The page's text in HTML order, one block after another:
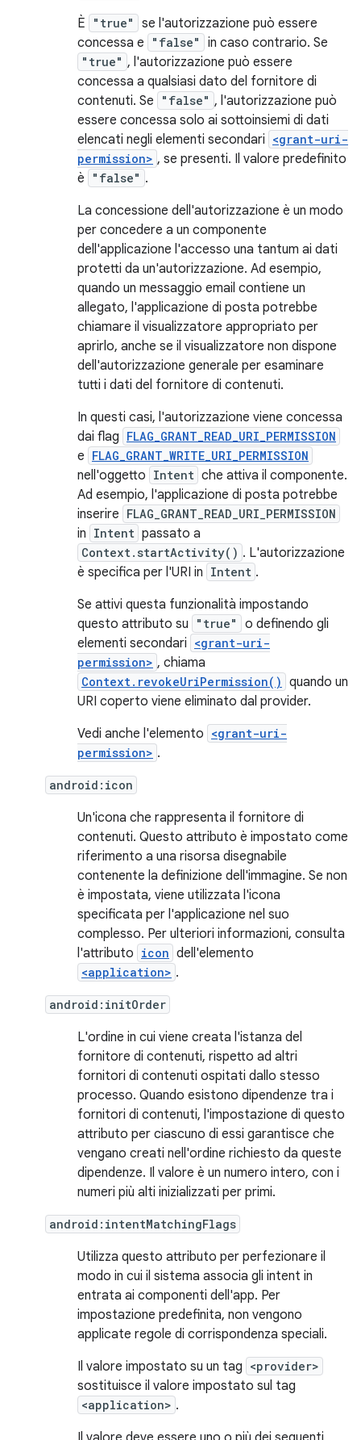
È
"true"
se l'autorizzazione può essere
concessa e
"false" in caso contrario. Se
"true" , l'autorizzazione può essere
concessa a qualsiasi dato del fornitore di
contenuti. Se
"false" , l'autorizzazione può
essere concessa solo ai sottoinsiemi di dati
elencati negli elementi secondari <grant-uri-
permission> , se presenti. Il valore predefinito
è
"false" .
La concessione dell'autorizzazione è un modo
per concedere a un componente
dell'applicazione l'accesso una tantum ai dati
protetti da un'autorizzazione. Ad esempio,
quando un messaggio email contiene un
allegato, l'applicazione di posta potrebbe
chiamare il visualizzatore appropriato per
aprirlo, anche se il visualizzatore non dispone
dell'autorizzazione generale per esaminare
tutti i dati del fornitore di contenuti.
In questi casi, l'autorizzazione viene concessa
dai flag FLAG_GRANT_READ_URI_PERMISSION
e FLAG_GRANT_WRITE_URI_PERMISSION
nell'oggetto Intent che attiva il componente.
Ad esempio, l'applicazione di posta potrebbe
inserire FLAG_GRANT_READ_URI_PERMISSION
in Intent passato a
Context.startActivity() . L'autorizzazione
è specifica per l'URI in Intent .
Se attivi questa funzionalità impostando
questo attributo su
"true"
o definendo gli
elementi secondari <grant-uri-
permission> , chiama
Context.revokeUriPermission() quando un
URI coperto viene eliminato dal provider.
Vedi anche l'elemento <grant-uri-
permission> .
android:icon
Un'icona che rappresenta il fornitore di
contenuti. Questo attributo è impostato come
riferimento a una risorsa disegnabile
contenente la definizione dell'immagine. Se non
è impostata, viene utilizzata l'icona
specificata per l'applicazione nel suo
complesso. Per ulteriori informazioni, consulta
l'attributo icon dell'elemento
<application> .
android:initOrder
L'ordine in cui viene creata l'istanza del
fornitore di contenuti, rispetto ad altri
fornitori di contenuti ospitati dallo stesso
processo. Quando esistono dipendenze tra i
fornitori di contenuti, l'impostazione di questo
attributo per ciascuno di essi garantisce che
vengano creati nell'ordine richiesto da queste
dipendenze. Il valore è un numero intero, con i
numeri più alti inizializzati per primi.
android:intentMatchingFlags
Utilizza questo attributo per perfezionare il
modo in cui il sistema associa gli intent in
entrata ai componenti dell'app. Per
impostazione predefinita, non vengono
applicate regole di corrispondenza speciali.
Il valore impostato su un tag <provider>
sostituisce il valore impostato sul tag
<application> .